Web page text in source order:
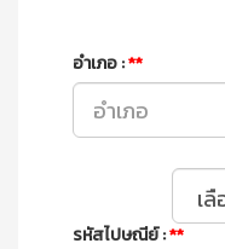
อำเภอ :**
รหัสไปษณีย์ :**